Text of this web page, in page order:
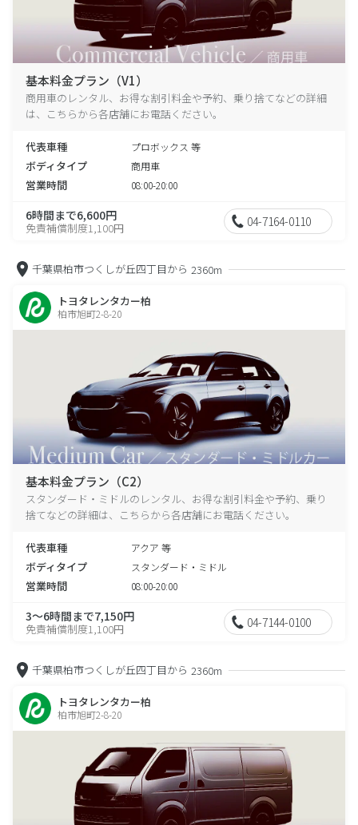
基本料金プラン（V1）
商用車のレンタル、お得な割引料金や予約、乗り捨てなどの詳細
は、こちらから各店舗にお電話ください。
代表車種 プロボックス 等
ボディタイプ 商用車
営業時間 08:00-20:00
6時間まで6,600円
免責補償制度1,100円 04-7164-0110
千葉県柏市つくしが丘四丁目から 2360m
トヨタレンタカー柏
柏市旭町2-8-20
基本料金プラン（C2）
スタンダード・ミドルのレンタル、お得な割引料金や予約、乗り
捨てなどの詳細は、こちらから各店舗にお電話ください。
代表車種 アクア 等
ボディタイプ スタンダード・ミドル
営業時間 08:00-20:00
3～6時間まで7,150円
免責補償制度1,100円 04-7144-0100
千葉県柏市つくしが丘四丁目から 2360m
トヨタレンタカー柏
柏市旭町2-8-20